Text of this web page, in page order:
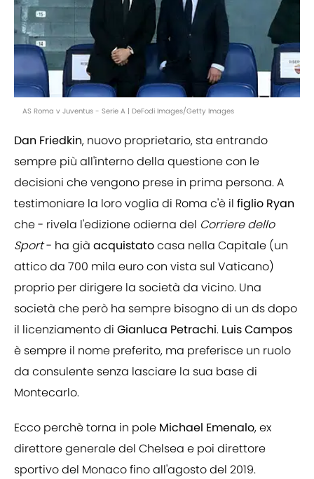
AS Roma v Juventus - Serie A | DeFodi Images/Getty Images
Dan Friedkin, nuovo proprietario, sta entrando
sempre più all'interno della questione con le
decisioni che vengono prese in prima persona. A
testimoniare la loro voglia di Roma c'è il figlio Ryan
che - rivela l'edizione odierna del Corriere dello
Sport- ha già acquistatocasa nella Capitale (un
attico da 700 mila euro con vista sul Vaticano)
proprio per dirigere la società da vicino. Una
società che però ha sempre bisogno di un ds dopo
il licenziamento di Gianluca Petrachi. LuisCampos
è sempre il nome preferito, ma preferisce un ruolo
da consulente senza lasciare la sua base di
Montecarlo.
Ecco perchè torna in pole Michael Emenalo, ex
direttore generale del Chelsea e poi direttore
sportivo del Monaco fino all'agosto del 2019.